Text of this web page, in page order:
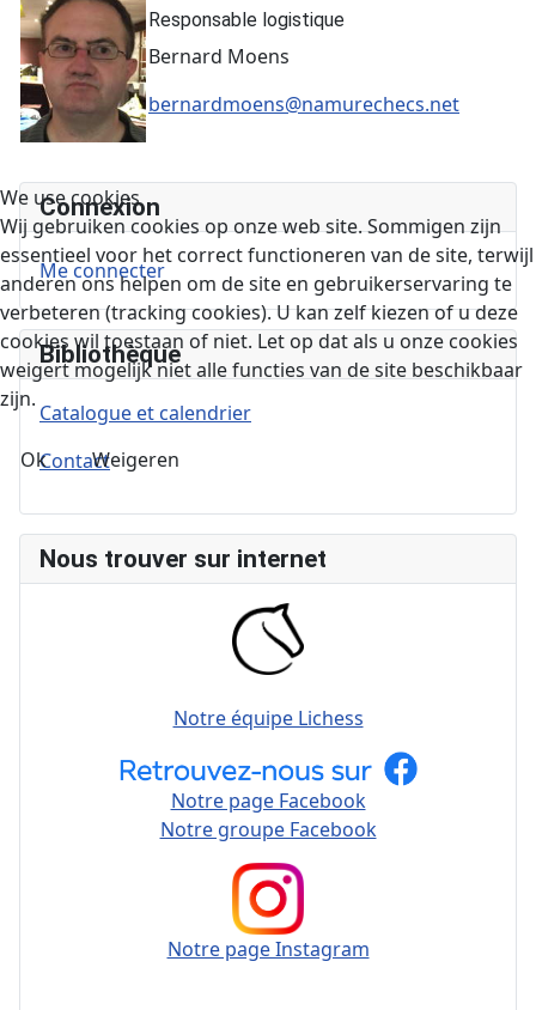
Responsable logistique
Bernard Moens
bernardmoens@namurechecs.net
Connexion
Me connecter
Bibliothèque
Catalogue et calendrier
Contact
Nous trouver sur internet
Notre équipe Lichess
Notre page Facebook
Notre groupe Facebook
Notre page Instagram
We use cookies
Wij gebruiken cookies op onze web site. Sommigen zijn
essentieel voor het correct functioneren van de site, terwijl
anderen ons helpen om de site en gebruikerservaring te
verbeteren (tracking cookies). U kan zelf kiezen of u deze
cookies wil toestaan of niet. Let op dat als u onze cookies
weigert mogelijk niet alle functies van de site beschikbaar
zijn.
Ok Weigeren